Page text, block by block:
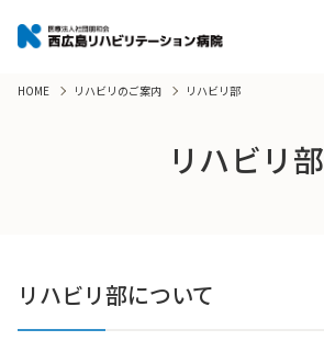
HOME リハビリのご案内 リハビリ部
リハビリ部
リハビリ部について